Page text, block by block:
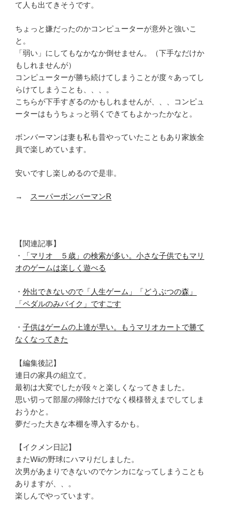
て人も出てきそうです。
ちょっと嫌だったのかコンピューターが意外と強いこ
と。
「弱い」にしてもなかなか倒せません。（下手なだけか
もしれませんが）
コンピューターが勝ち続けてしまうことが度々あってし
らけてしまうことも、、、。
こちらが下手すぎるのかもしれませんが、、、コンピュ
ーターはもうちょっと弱くできてもよかったかなと。
ボンバーマンは妻も私も昔やっていたこともあり家族全
員で楽しめています。
安いですし楽しめるので是非。
→ スーパーボンバーマンR
【関連記事】
・
「マリオ ５歳」の検索が多い。小さな子供でもマリ
オのゲームは楽しく遊べる
・ 外出できないので「人生ゲーム」「どうぶつの森」
「ペダルのみバイク」ですごす
・ 子供はゲームの上達が早い。もうマリオカートで勝て
なくなってきた
【編集後記】
連日の家具の組立て。
最初は大変でしたが段々と楽しくなってきました。
思い切って部屋の掃除だけでなく模様替えまでしてしま
おうかと。
夢だった大きな本棚を導入するかも。
【イクメン日記】
またWiiの野球にハマりだしました。
次男があまりできないのでケンカになってしまうことも
ありますが、、。
楽しんでやっています。